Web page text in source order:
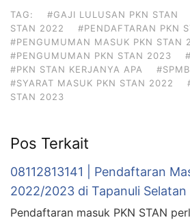
TAG: #GAJI LULUSAN PKN STAN
STAN 2022
#PENDAFTARAN PKN
#PENGUMUMAN MASUK PKN STAN
#PENGUMUMAN PKN STAN 2023
#PKN STAN KERJANYA APA
#SYARAT MASUK PKN STAN 2022
STAN 2023
Pos Terkait
08112813141 | Pendaftaran
2022/2023 di Tapanuli Selatan
Pendaftaran masuk PKN STAN